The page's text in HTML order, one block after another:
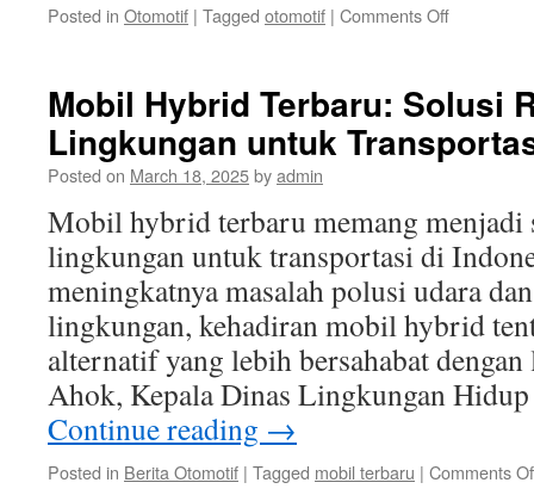
Posted in Otomotif | Tagged otomotif | Comments Offon
Mobil
Hybrid
di
yang
Memanas
Mobil Hybrid Terbaru: Solusi
Lingkungan untuk
Posted on March 18, 2025byadmin
Mobil hybrid terbaru memang menjadi
lingkungan untuk transportasi di
meningkatnya masalah polusi udara
lingkungan, kehadiran mobil hybrid
alternatif yang lebih bersahabat
Ahok, Kepala Dinas Lingkungan
Continue reading →
Posted in Berita Otomotif | Tagged mobil terbaru | Comments